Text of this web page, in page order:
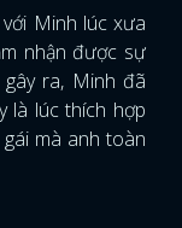
Minh lúc xưa
nhận được sự
ra, Minh đã
là lúc thích hợp
mà anh toàn